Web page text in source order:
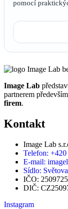
pomocí
Image Lab
partnerem především
firem.
Kontakt
Image Lab
Telefon:
E-mail:
Sídlo:
IČO:
DIČ:
Instagram